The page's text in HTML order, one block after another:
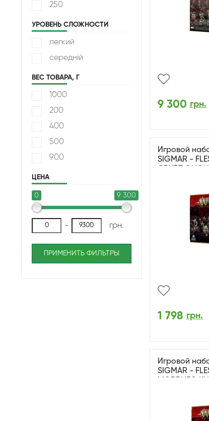
250
УРОВЕНЬ СЛОЖНОСТИ
легкий
середній
ВЕС ТОВАРА, Г
1000
200
400
500
900
ЦЕНА
0 9 300
- грн.
ПРИМЕНИТЬ ФИЛЬТРЫ
9 300 грн.
Игровой
SIGMAR -
1 798 грн.
Игровой
SIGMAR -